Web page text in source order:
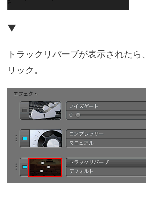
▼
トラックリバーブが表示されたら、
リック。